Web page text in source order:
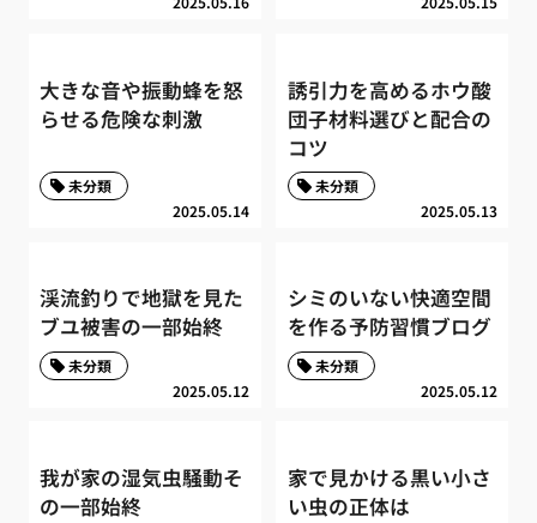
大きな音や振動蜂を怒
らせる危険な刺激
2025.05.14
未分類
誘引力を高めるホウ酸
団子材料選びと配合の
コツ
2025.05.13
未分類
渓流釣りで地獄を見た
ブユ被害の一部始終
2025.05.12
未分類
シミのいない快適空間
を作る予防習慣ブログ
2025.05.12
未分類
我が家の湿気虫騒動そ
の一部始終
家で見かける黒い小さ
い虫の正体は